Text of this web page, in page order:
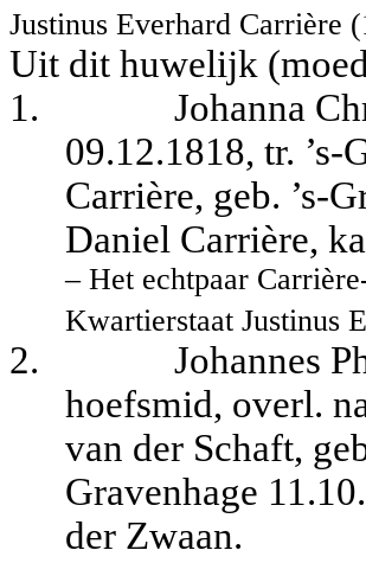
Justinus Everhard Carrière
Uit dit huwelijk
1.
Johanna
09.12.1818, tr.
Carrière, geb. ’s-
Daniel Carrière,
– Het echtpaar
Kwartierstaat Justinus
2.
Johannes
hoefsmid, overl.
van der Schaft,
Gravenhage
der Zwaan.